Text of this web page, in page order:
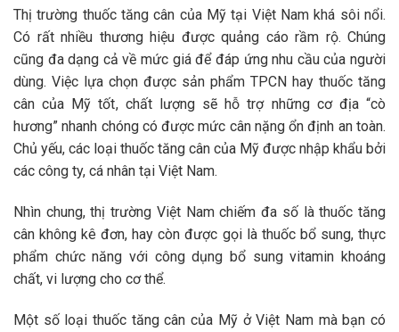
Thị trường thuốc tăng cân của Mỹ tại Việt Nam khá sôi nổi.
Có rất nhiều thương hiệu được quảng cáo rầm rộ. Chúng
cũng đa dạng cả về mức giá để đáp ứng nhu cầu của người
dùng. Việc lựa chọn được sản phẩm TPCN hay thuốc tăng
cân của Mỹ tốt, chất lượng sẽ hỗ trợ những cơ địa “cò
hương” nhanh chóng có được mức cân nặng ổn định an toàn.
Chủ yếu, các loại thuốc tăng cân của Mỹ được nhập khẩu bởi
các công ty, cá nhân tại Việt Nam.
Nhìn chung, thị trường Việt Nam chiếm đa số là thuốc tăng
cân không kê đơn, hay còn được gọi là thuốc bổ sung, thực
phẩm chức năng với công dụng bổ sung vitamin khoáng
chất, vi lượng cho cơ thể.
Một số loại thuốc tăng cân của Mỹ ở Việt Nam mà bạn có